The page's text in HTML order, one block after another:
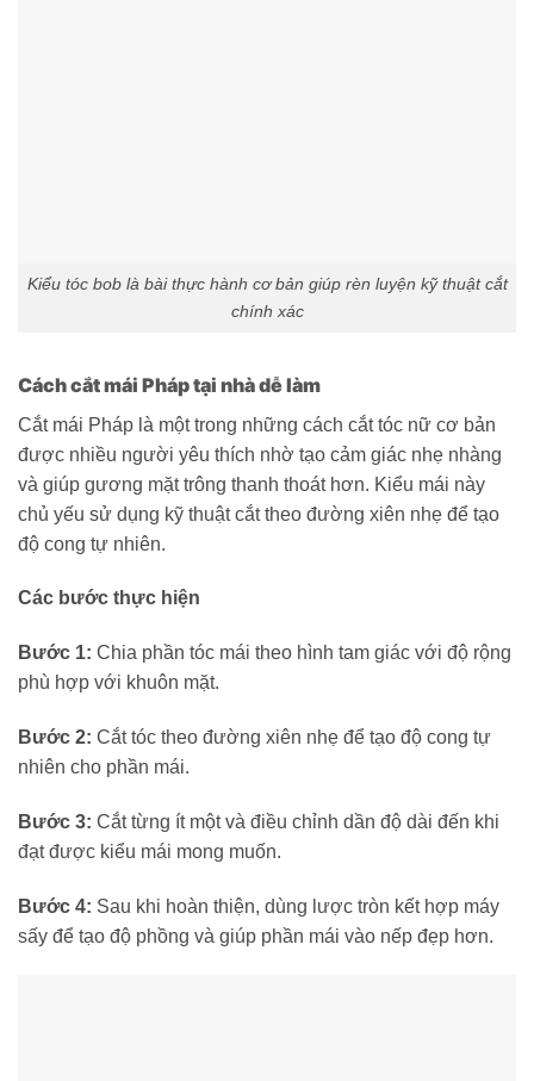
Kiểu tóc bob là bài thực hành cơ bản giúp rèn luyện kỹ thuật cắt
chính xác
Cách cắt mái Pháp tại nhà dễ làm
Cắt mái Pháp là một trong những cách cắt tóc nữ cơ bản
được nhiều người yêu thích nhờ tạo cảm giác nhẹ nhàng
và giúp gương mặt trông thanh thoát hơn. Kiểu mái này
chủ yếu sử dụng kỹ thuật cắt theo đường xiên nhẹ để tạo
độ cong tự nhiên.
Các bước thực hiện
Bước 1: Chia phần tóc mái theo hình tam giác với độ rộng
phù hợp với khuôn mặt.
Bước 2: Cắt tóc theo đường xiên nhẹ để tạo độ cong tự
nhiên cho phần mái.
Bước 3: Cắt từng ít một và điều chỉnh dần độ dài đến khi
đạt được kiểu mái mong muốn.
Bước 4: Sau khi hoàn thiện, dùng lược tròn kết hợp máy
sấy để tạo độ phồng và giúp phần mái vào nếp đẹp hơn.